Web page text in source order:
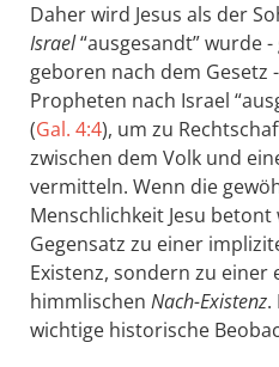
Daher wird Jesus als der
Israel“ausgesandt” wurde
geboren nach dem Gesetz
Propheten nach Israel
(Gal. 4:4), um zu
zwischen dem Volk und
vermitteln. Wenn die
Menschlichkeit Jesu
Gegensatz zu einer
Existenz, sondern zu einer
himmlischen Nach-Existenz.
wichtige historische